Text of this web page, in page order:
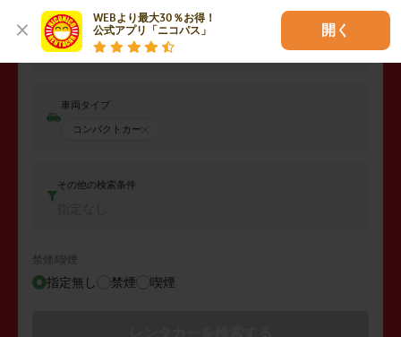
WEBより最大30％お得！
公式アプリ「ニコパス」
開く
返却日時
2026年08月07日 (金)
車両タイプ
コンパクトカー
その他の検索条件
禁煙/喫煙
指定無し 禁煙 喫煙